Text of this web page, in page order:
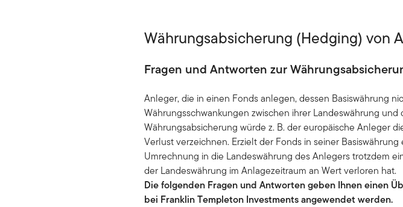
Währungsabsicherung (Hedging) von
Fragen und Antworten zur
Anleger, die in einen Fonds anlegen, dessen Basiswährung
Währungsschwankungen zwischen ihrer Landeswährung
Währungsabsicherung würde z. B. der europäische Anleger
Verlust verzeichnen. Erzielt der Fonds in seiner
Umrechnung in die Landeswährung des Anlegers trotzdem
der Landeswährung im Anlagezeitraum an Wert verloren hat.
Die folgenden Fragen und Antworten geben Ihnen einen
bei Franklin Templeton Investments angewendet werden.